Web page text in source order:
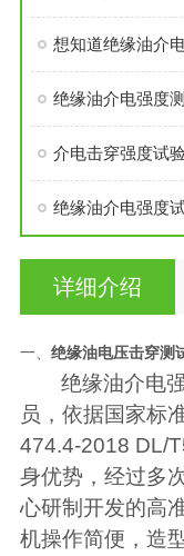
想知道绝缘油介
绝缘油介电强度
介电击穿强度试
绝缘油介电强度
详细介绍
一、 绝缘油电压击穿测
绝缘油介电
员，依据国家标
474.4-2018 DL/
身优势，经过多
心研制开发的高
机操作简便，造